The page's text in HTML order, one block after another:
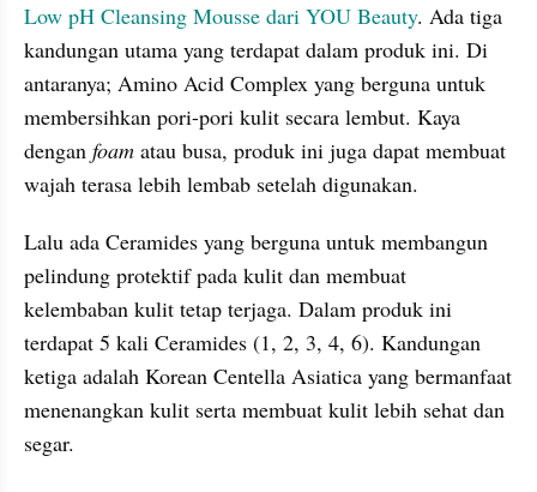
Low pH Cleansing Mousse dari YOU Beauty. Ada tiga
kandungan utama yang terdapat dalam produk ini. Di
antaranya; Amino Acid Complex yang berguna untuk
membersihkan pori-pori kulit secara lembut. Kaya
dengan foam atau busa, produk ini juga dapat membuat
wajah terasa lebih lembab setelah digunakan.
Lalu ada Ceramides yang berguna untuk membangun
pelindung protektif pada kulit dan membuat
kelembaban kulit tetap terjaga. Dalam produk ini
terdapat 5 kali Ceramides (1, 2, 3, 4, 6). Kandungan
ketiga adalah Korean Centella Asiatica yang bermanfaat
menenangkan kulit serta membuat kulit lebih sehat dan
segar.